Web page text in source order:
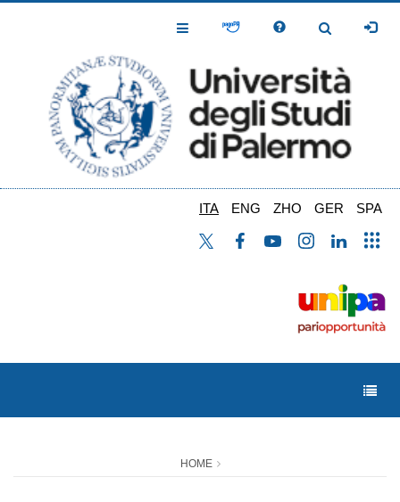
Toggle
Toggle
ITA ENG ZHO GER SPA
HOME